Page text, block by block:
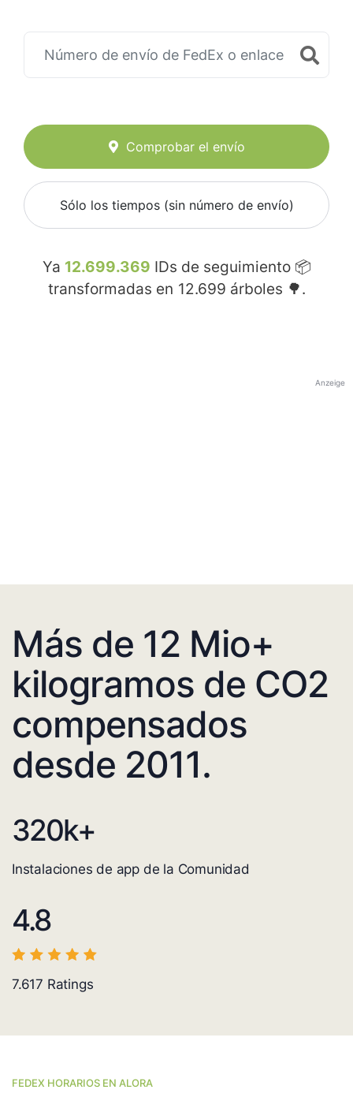
Comprobar el envío
Sólo los tiempos (sin número de envío)
Ya 12.699.369 IDs de seguimiento 📦
transformadas en 12.699 árboles 🌳.
Anzeige
Más de 12 Mio+
kilogramos de CO2
compensados
desde 2011.
320k+
Instalaciones de app de la Comunidad
4.8
7.617 Ratings
FEDEX HORARIOS EN ALORA